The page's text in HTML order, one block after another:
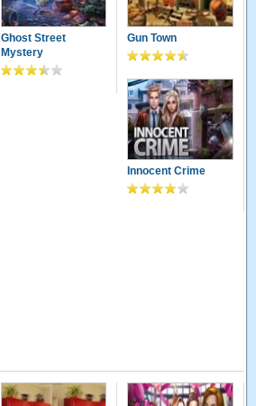
Ghost Street
Mystery
Gun Town
Innocent Crime